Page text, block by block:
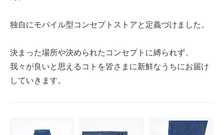
独自にモバイル型コンセプトストアと定義づけました。
決まった場所や決められたコンセプトに縛られず、
我々が良いと思えるコトを皆さまに新鮮なうちにお届け
していきます。